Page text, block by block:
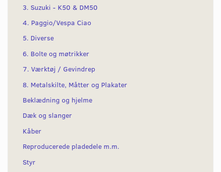
3. Suzuki - K50 & DM50
4. Paggio/Vespa Ciao
5. Diverse
6. Bolte og møtrikker
7. Værktøj / Gevindrep
8. Metalskilte, Måtter og Plakater
Beklædning og hjelme
Dæk og slanger
Kåber
Reproducerede pladedele m.m.
Styr